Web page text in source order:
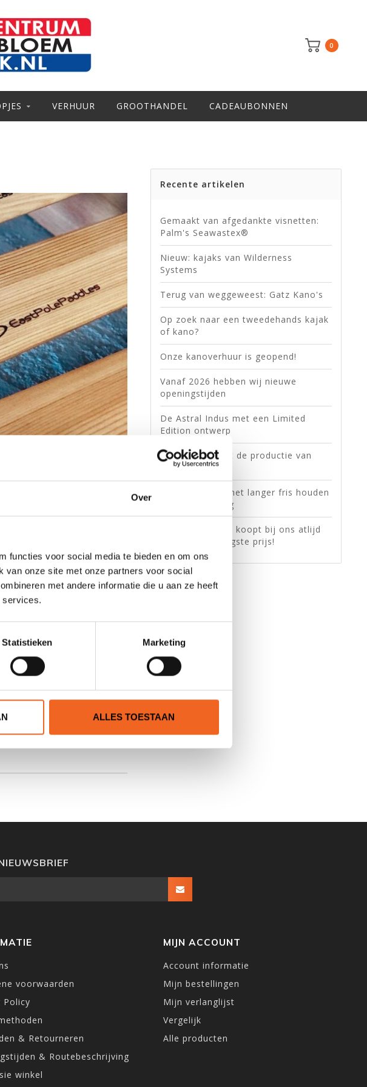
Over
functies voor social media te bieden en om ons
van onze site met onze partners voor social
met andere informatie die u aan ze heeft
services.
Statistieken Marketing
ALLES TOESTAAN
0
VERHUUR GROOTHANDEL CADEAUBONNEN
carbon Inuksuk van
peddels!
winkel:Nanook standaard
in Wormer!
Recente artikelen
Gemaakt van afgedankte visnetten:
Palm's Seawastex®
Nieuw: kajaks van Wilderness
Systems
Terug van weggeweest: Gatz Kano's
Op zoek naar een tweedehands kajak
of kano?
Onze kanoverhuur is geopend!
Vanaf 2026 hebben wij nieuwe
openingstijden
De Astral Indus met een Limited
Edition ontwerp
Valley stopt met de productie van
eigen deksels
Grangers: voor het langer fris houden
van kajakkleding
Extra Korting? U koopt bij ons atlijd
voor de allerlaagste prijs!
voorwaarden
Policy
& Retourneren
& Routebeschrijving
winkel
MIJN ACCOUNT
Account informatie
Mijn bestellingen
Mijn verlanglijst
Vergelijk
Alle producten